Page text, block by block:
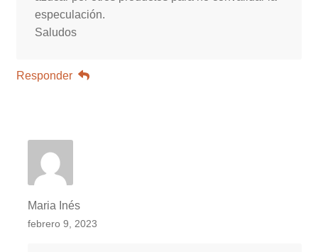
especulación.
Saludos
Responder
Maria Inés
febrero 9, 2023